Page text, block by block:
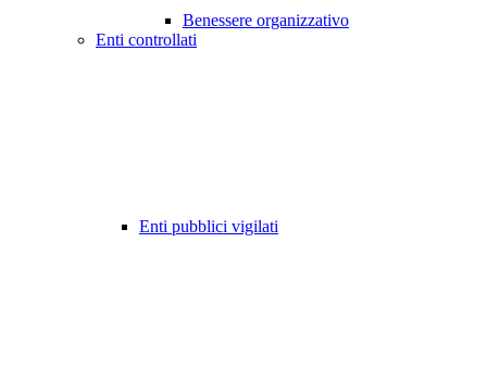
Benessere organizzativo
Enti controllati
Enti pubblici vigilati